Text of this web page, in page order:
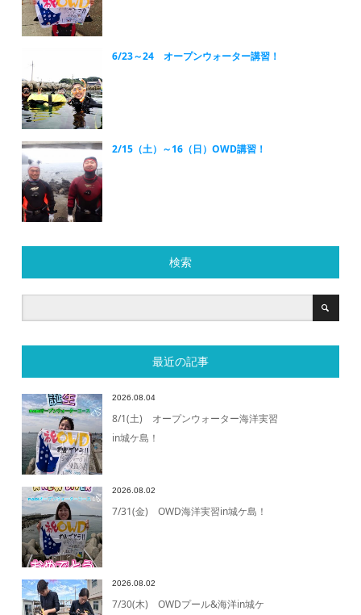
6/23～24 オープンウォーター講習！
2/15（土）～16（日）OWD講習！
検索
最近の記事
2026.08.04
8/1(土) オープンウォーター海洋実習
in城ケ島！
2026.08.02
7/31(金) OWD海洋実習in城ケ島！
2026.08.02
7/30(木) OWDプール&海洋in城ケ